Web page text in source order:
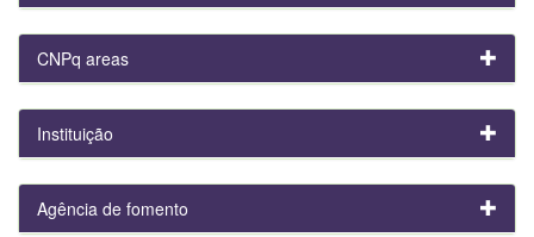
CNPq areas
Instituição
Agência de fomento